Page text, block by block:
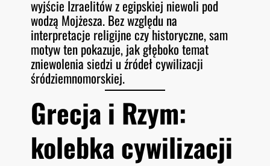
wyjście Izraelitów z egipskiej niewoli pod
wodzą Mojżesza. Bez względu na
interpretacje religijne czy historyczne, sam
motyw ten pokazuje, jak głęboko temat
zniewolenia siedzi u źródeł cywilizacji
śródziemnomorskiej.
Grecja i Rzym:
kolebka cywilizacji